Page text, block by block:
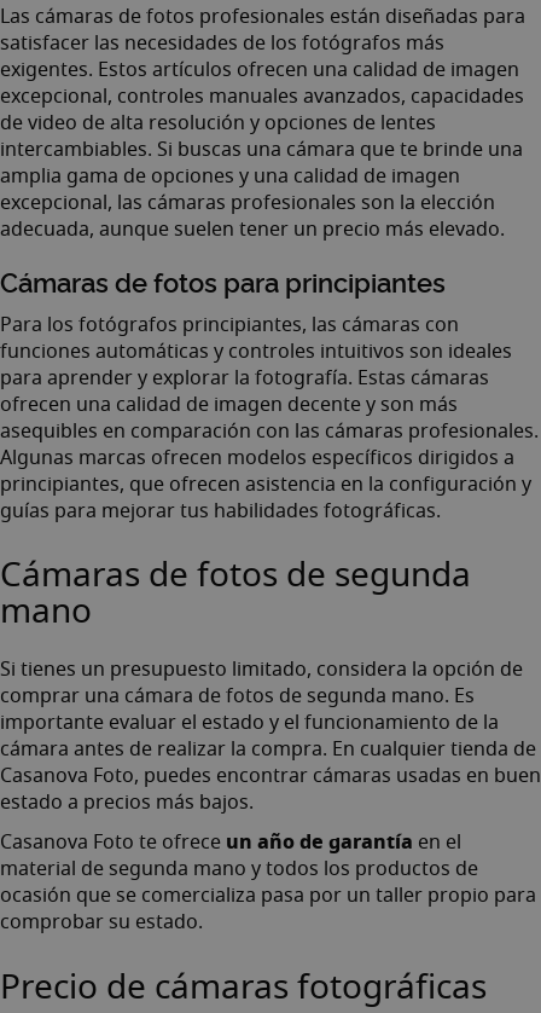
Las cámaras de fotos profesionales están diseñadas para
satisfacer las necesidades de los fotógrafos más
exigentes. Estos artículos ofrecen una calidad de imagen
excepcional, controles manuales avanzados, capacidades
de video de alta resolución y opciones de lentes
intercambiables. Si buscas una cámara que te brinde una
amplia gama de opciones y una calidad de imagen
excepcional, las cámaras profesionales son la elección
adecuada, aunque suelen tener un precio más elevado.
Cámaras de fotos para principiantes
Para los fotógrafos principiantes, las cámaras con
funciones automáticas y controles intuitivos son ideales
para aprender y explorar la fotografía. Estas cámaras
ofrecen una calidad de imagen decente y son más
asequibles en comparación con las cámaras profesionales.
Algunas marcas ofrecen modelos específicos dirigidos a
principiantes, que ofrecen asistencia en la configuración y
guías para mejorar tus habilidades fotográficas.
Cámaras de fotos de segunda
mano
Si tienes un presupuesto limitado, considera la opción de
comprar una cámara de fotos de segunda mano. Es
importante evaluar el estado y el funcionamiento de la
cámara antes de realizar la compra. En cualquier tienda de
Casanova Foto, puedes encontrar cámaras usadas en buen
estado a precios más bajos.
Casanova Foto te ofrece un año de garantía en el
material de segunda mano y todos los productos de
ocasión que se comercializa pasa por un taller propio para
comprobar su estado.
Precio de cámaras fotográficas